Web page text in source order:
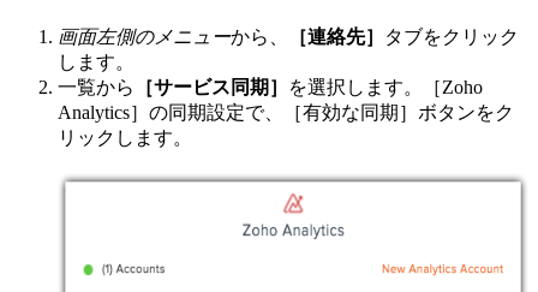
画面左側のメニューから、 ［連絡先］
タブをクリック
します。
一覧から
［サービス同期］
を選択します。［Zoho
Analytics］の同期設定で、［有効な同期］ボタンをク
リックします。